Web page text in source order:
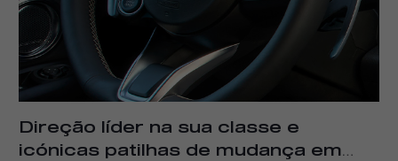
Direção líder na sua classe e
icónicas patilhas de mudança em